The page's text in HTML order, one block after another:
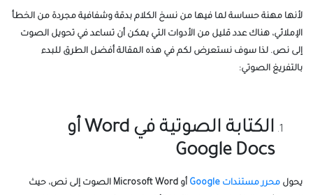
لأنها مهنة حساسة لما فيها من نسخ الكلام بدقة وشفافية مجردة من الخطأ
الإملائي، هناك عدد قليل من الأدوات التي يمكن أن تساعد في تحويل الصوت
إلى نص. لذا سوف نستعرض لكم في هذه المقالة أفضل الطرق للبدء
بالتفريغ الصوتي:
الكتابة الصوتية في Word أو
Google Docs
يحول محرر مستندات Google
أو Microsoft Word الصوت إلى نص، حيث